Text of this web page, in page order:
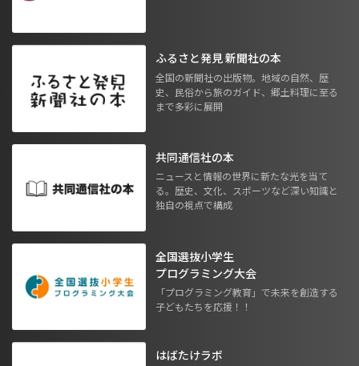
ふるさと発見 新聞社の本
全国の新聞社の出版物。地域の自然、歴
史、民俗から旅のガイド、郷土料理に至る
まで多彩に展開
共同通信社の本
ニュースと情報の世界に新たな光を当て
る。歴史、文化、スポーツなど深い知識と
独自の視点で構成
全国選抜小学生
プログラミング大会
「プログラミング教育」で未来を創造する
子どもたちを応援！！
はばたけラボ